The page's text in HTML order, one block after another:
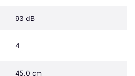
93 dB
4
45.0 cm